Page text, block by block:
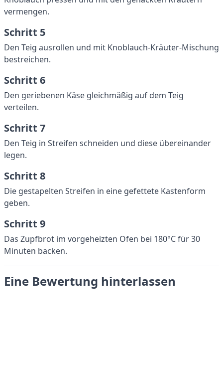
vermengen.
Schritt 5
Den Teig ausrollen und mit Knoblauch-Kräuter-Mischung
bestreichen.
Schritt 6
Den geriebenen Käse gleichmäßig auf dem Teig
verteilen.
Schritt 7
Den Teig in Streifen schneiden und diese übereinander
legen.
Schritt 8
Die gestapelten Streifen in eine gefettete Kastenform
geben.
Schritt 9
Das Zupfbrot im vorgeheizten Ofen bei 180°C für 30
Minuten backen.
Eine Bewertung hinterlassen